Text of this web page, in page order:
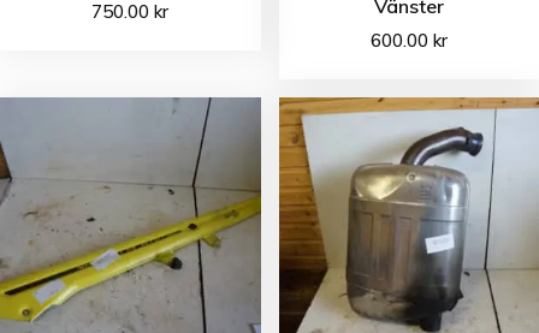
750.00kr Vänster
600.00 kr